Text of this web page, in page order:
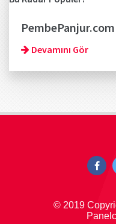
Devamını Gör
© 2019